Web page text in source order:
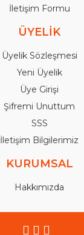
İletişim Formu
ÜYELİK
Üyelik Sözleşmesi
Yeni Üyelik
Üye Girişi
Şifremi Unuttum
SSS
İletişim Bilgilerimiz
KURUMSAL
Hakkımızda